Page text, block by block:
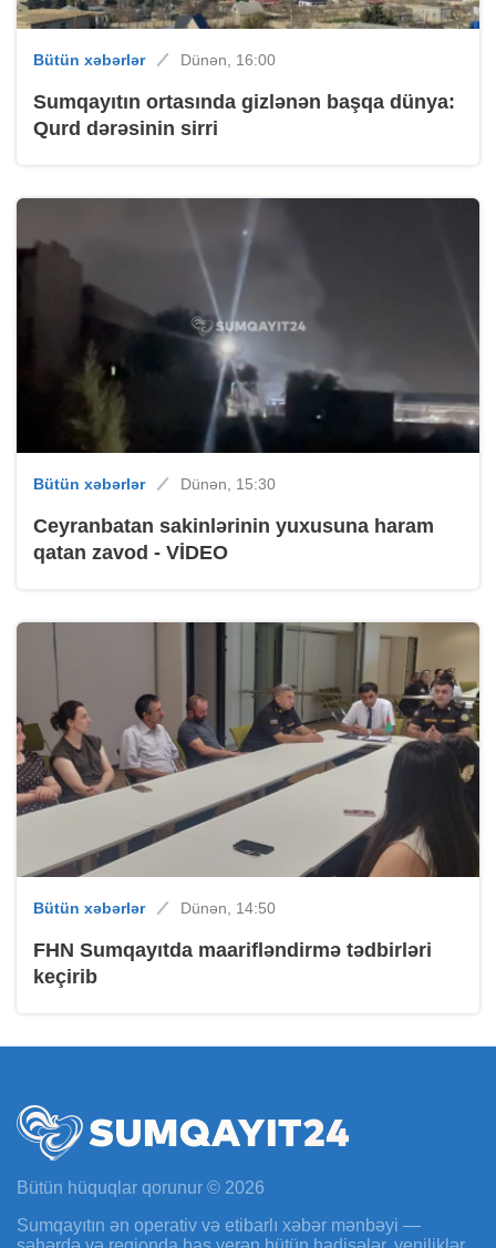
Bütün xəbərlər Dünən, 16:00
Sumqayıtın ortasında gizlənən başqa dünya:
Qurd dərəsinin sirri
Bütün xəbərlər Dünən, 15:30
Ceyranbatan sakinlərinin yuxusuna haram
qatan zavod - VİDEO
Bütün xəbərlər Dünən, 14:50
FHN Sumqayıtda maarifləndirmə tədbirləri
keçirib
Bütün hüquqlar qorunur © 2026
Sumqayıtın ən operativ və etibarlı xəbər mənbəyi —